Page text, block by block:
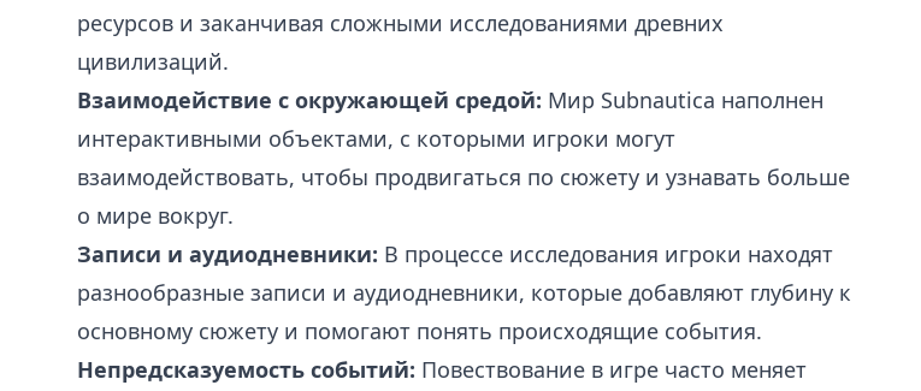
ресурсов и заканчивая сложными исследованиями древних
цивилизаций.
Взаимодействие с окружающей средой: Мир Subnautica наполнен
интерактивными объектами, с которыми игроки могут
взаимодействовать, чтобы продвигаться по сюжету и узнавать больше
о мире вокруг.
Записи и аудиодневники: В процессе исследования игроки находят
разнообразные записи и аудиодневники, которые добавляют глубину к
основному сюжету и помогают понять происходящие события.
Непредсказуемость событий: Повествование в игре часто меняет